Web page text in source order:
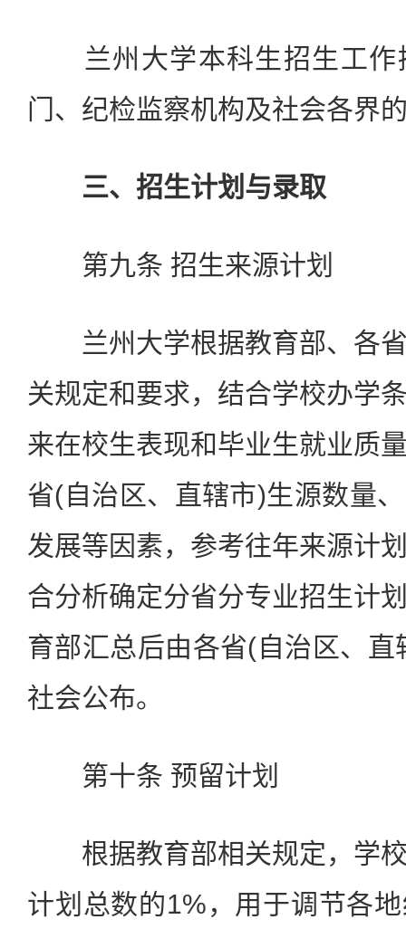
兰州大学本科生招生工作
门、纪检监察机构及社会各界
三、招生计划与录取
第九条 招生来源计划
兰州大学根据教育部、各省
关规定和要求，结合学校办学
来在校生表现和毕业生就业质
省(自治区、直辖市)生源数量
发展等因素，参考往年来源计
合分析确定分省分专业招生计
育部汇总后由各省(自治区、
社会公布。
第十条 预留计划
根据教育部相关规定，学校
计划总数的1%，用于调节各